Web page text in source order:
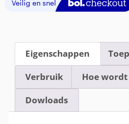
Eigenschappen
Verbruik Hoe
Dowloads